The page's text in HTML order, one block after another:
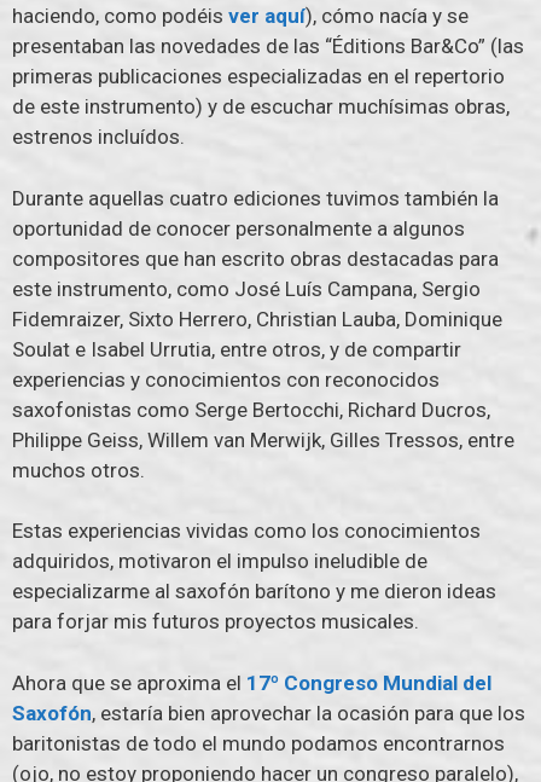
haciendo, como podéis ver aquí), cómo nacía y se
presentaban las novedades de las “Éditions Bar&Co” (las
primeras publicaciones especializadas en el repertorio
de este instrumento) y de escuchar muchísimas obras,
estrenos incluídos.
Durante aquellas cuatro ediciones tuvimos también la
oportunidad de conocer personalmente a algunos
compositores que han escrito obras destacadas para
este instrumento, como José Luís Campana, Sergio
Fidemraizer, Sixto Herrero, Christian Lauba, Dominique
Soulat e Isabel Urrutia, entre otros, y de compartir
experiencias y conocimientos con reconocidos
saxofonistas como Serge Bertocchi, Richard Ducros,
Philippe Geiss, Willem van Merwijk, Gilles Tressos, entre
muchos otros.
Estas experiencias vividas como los conocimientos
adquiridos, motivaron el impulso ineludible de
especializarme al saxofón barítono y me dieron ideas
para forjar mis futuros proyectos musicales.
Ahora que se aproxima el 17º Congreso Mundial del
Saxofón, estaría bien aprovechar la ocasión para que los
baritonistas de todo el mundo podamos encontrarnos
(ojo, no estoy proponiendo hacer un congreso paralelo),